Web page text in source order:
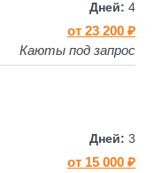
4
от 23 200 ₽
Каюты под запрос
3
от 15 000 ₽